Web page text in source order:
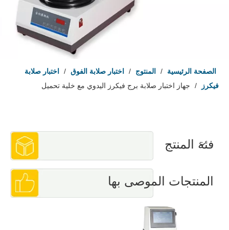
الصفحة الرئيسية / المنتوج / اختبار صلابة الفوق /
اختبار صلابة
فيكرز
/ جهاز اختبار صلابة برج فيكرز اليدوي مع خلية تحميل
فئة المنتج
المنتجات الموصى بها
صلابة برينل منخفض